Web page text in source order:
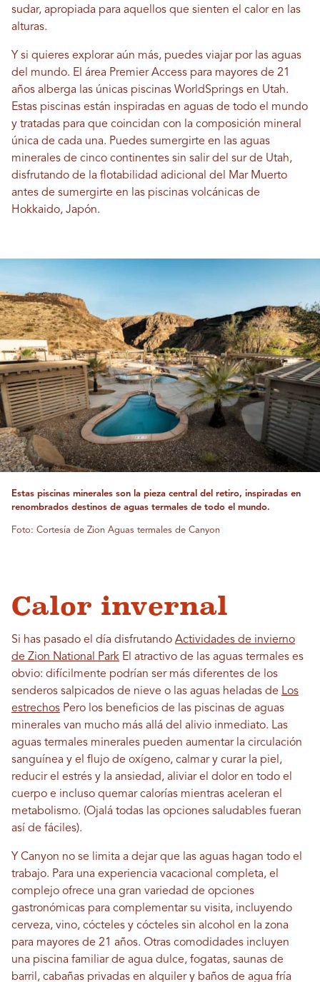
sudar, apropiada para aquellos que sienten el calor en las
alturas.
Y si quieres explorar aún más, puedes viajar por las aguas
del mundo. El área Premier Access para mayores de 21
años alberga las únicas piscinas WorldSprings en Utah.
Estas piscinas están inspiradas en aguas de todo el mundo
y tratadas para que coincidan con la composición mineral
única de cada una. Puedes sumergirte en las aguas
minerales de cinco continentes sin salir del sur de Utah,
disfrutando de la flotabilidad adicional del Mar Muerto
antes de sumergirte en las piscinas volcánicas de
Hokkaido, Japón.
Estas piscinas minerales son la pieza central del retiro, inspiradas en
renombrados destinos de aguas termales de todo el mundo.
Foto: Cortesía de Zion Aguas termales de Canyon
Calor invernal
Si has pasado el día disfrutando Actividades de invierno
de Zion National Park El atractivo de las aguas termales es
obvio: difícilmente podrían ser más diferentes de los
senderos salpicados de nieve o las aguas heladas de Los
estrechos Pero los beneficios de las piscinas de aguas
minerales van mucho más allá del alivio inmediato. Las
aguas termales minerales pueden aumentar la circulación
sanguínea y el flujo de oxígeno, calmar y curar la piel,
reducir el estrés y la ansiedad, aliviar el dolor en todo el
cuerpo e incluso quemar calorías mientras aceleran el
metabolismo. (Ojalá todas las opciones saludables fueran
así de fáciles).
Y Canyon no se limita a dejar que las aguas hagan todo el
trabajo. Para una experiencia vacacional completa, el
complejo ofrece una gran variedad de opciones
gastronómicas para complementar su visita, incluyendo
cerveza, vino, cócteles y cócteles sin alcohol en la zona
para mayores de 21 años. Otras comodidades incluyen
una piscina familiar de agua dulce, fogatas, saunas de
barril, cabañas privadas en alquiler y baños de agua fría